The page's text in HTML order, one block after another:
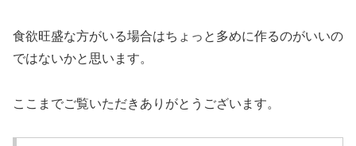
食欲旺盛な方がいる場合はちょっと多めに作るのがいいの
ではないかと思います。
ここまでご覧いただきありがとうございます。